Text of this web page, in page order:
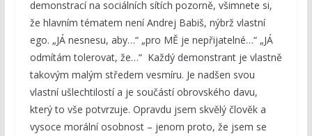
demonstrací na sociálních sítích pozorně, všimnete si,
že hlavním tématem není Andrej Babiš, nýbrž vlastní
ego. „JÁ nesnesu, aby…“ „pro MĚ je nepřijatelné…“ „JÁ
odmítám tolerovat, že…“ Každý demonstrant je vlastně
takovým malým středem vesmíru. Je nadšen svou
vlastní ušlechtilostí a je součástí obrovského davu,
který to vše potvrzuje. Opravdu jsem skvělý člověk a
vysoce morální osobnost – jenom proto, že jsem se